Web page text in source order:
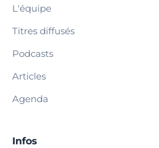
L'équipe
Titres diffusés
Podcasts
Articles
Agenda
Infos